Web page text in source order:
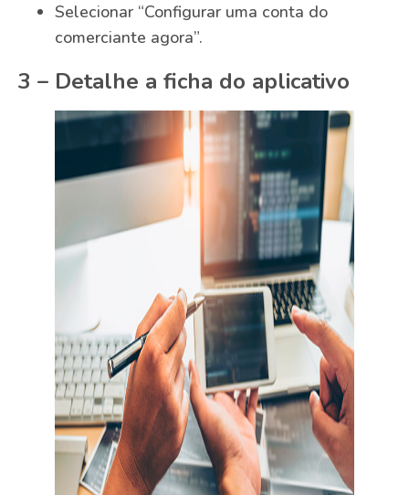
Selecionar “Configurar uma conta do
comerciante agora”.
3 – Detalhe a ficha do aplicativo